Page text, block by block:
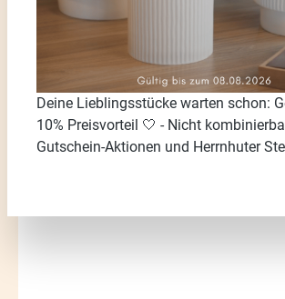
Bildergalerie überspringen
Deine Lieblingsstücke warten schon:
10% Preisvorteil 🤍 - Nicht
Gutschein-Aktionen und Herrnhuter